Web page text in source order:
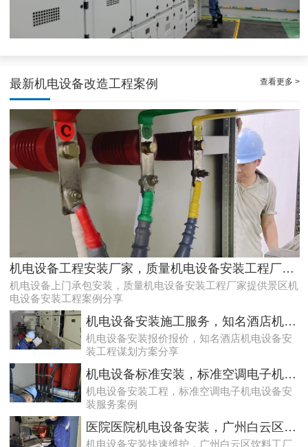
天河配电房预防性试验运行维护案例
最新机电设备改造工程案例 查看更多 >
机电设备工程安装厂家，质量机电设备安装工程厂家提供景区机电设备安装工程案例分享
机电设备上门承包安装，质量机电设备安装工程厂家提供景区机
电设备安装工程案例分享
机电设备安装施工服务，知名酒店机电设备安装工程谋划方案分享
机电设备安装报价报价，知名酒店机电设备安
装工程谋划方案分享
机电设备标准安装，标准空调电子机电设备安装服务案例
机电设备安装工程，标准空调电子机电设备安
装服务案例
医院医院机电设备安装，广州白云区饮料工厂饮料灌装设备安装案例
机电设备安装快速维护，广州白云区饮料工厂